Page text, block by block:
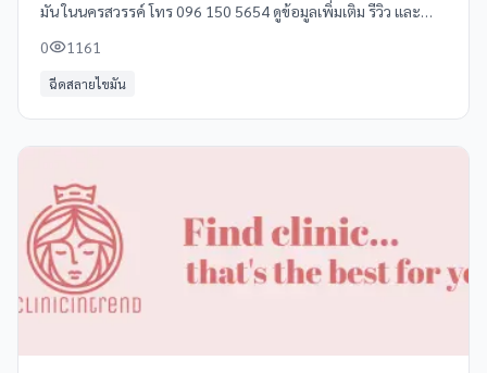
มัน ในนครสวรรค์ โทร 096 150 5654 ดูข้อมูลเพิ่มเติม รีวิว และ
0 1161
ฉีดสลายไขมัน